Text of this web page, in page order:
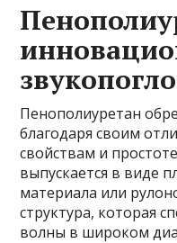
Пенополиуретан
благодаря своим
свойствам и
выпускается в виде
материала или
структура, которая
волны в широком